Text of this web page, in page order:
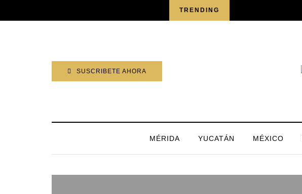
TRENDING
SUSCRIBETE AHORA
MÉRIDA YUCATÁN MÉXICO